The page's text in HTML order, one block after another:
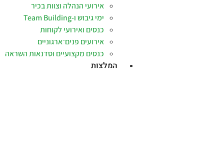
אירועי הנהלה וצוות בכיר
ימי גיבוש ו-Team Building
כנסים ואירועי לקוחות
אירועים פנים־ארגוניים
כנסים מקצועיים וסדנאות השראה
המלצות